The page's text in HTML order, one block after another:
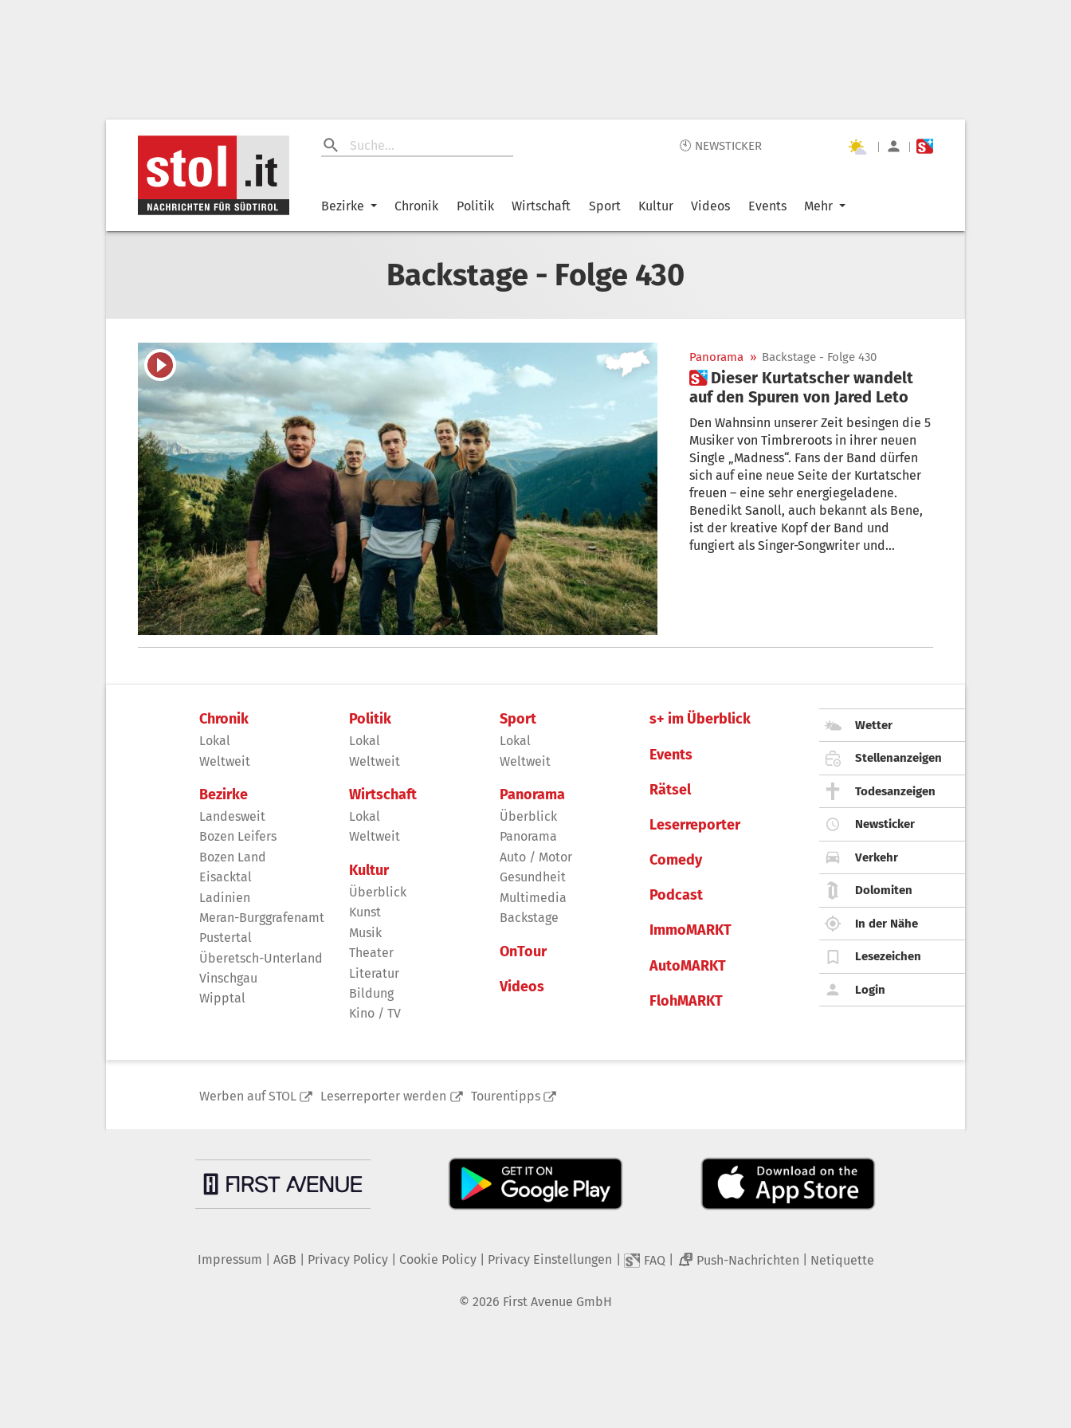
🕙 NEWSTICKER | |
Bezirke Chronik Politik Wirtschaft Sport Kultur Videos Events Mehr
Backstage - Folge 430
Panorama » Backstage - Folge 430
 Dieser Kurtatscher wandelt
auf den Spuren von Jared Leto
Den Wahnsinn unserer Zeit besingen die 5
Musiker von Timbreroots in ihrer neuen
Single „Madness“. Fans der Band dürfen
sich auf eine neue Seite der Kurtatscher
freuen – eine sehr energiegeladene.
Benedikt Sanoll, auch bekannt als Bene,
ist der kreative Kopf der Band und
fungiert als Singer-Songwriter und
Chronik
Lokal
Weltweit
Bezirke
Landesweit
Bozen Leifers
Bozen Land
Eisacktal
Ladinien
Meran-Burggrafenamt
Pustertal
Überetsch-Unterland
Vinschgau
Wipptal
Politik
Lokal
Weltweit
Wirtschaft
Lokal
Weltweit
Kultur
Überblick
Kunst
Musik
Theater
Literatur
Bildung
Kino / TV
Sport
Lokal
Weltweit
Panorama
Überblick
Panorama
Auto / Motor
Gesundheit
Multimedia
Backstage
OnTour
Videos
s+ im Überblick
Events
Rätsel
Leserreporter
Comedy
Podcast
ImmoMARKT
AutoMARKT
FlohMARKT
Wetter
Stellenanzeigen
Todesanzeigen
Newsticker
Verkehr
Dolomiten
In der Nähe
Lesezeichen
Login
Werben auf STOL Leserreporter werden Tourentipps
Impressum AGB Privacy Policy| Cookie Policy| Privacy Einstellungen FAQ 2 Push-Nachrichten Netiquette
© 2026 First Avenue GmbH